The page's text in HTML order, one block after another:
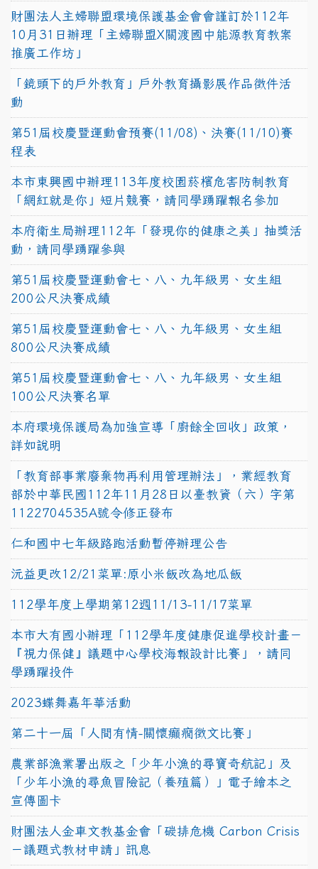
財團法人主婦聯盟環境保護基金會會謹訂於112年
10月31日辦理「主婦聯盟X關渡國中能源教育教案
推廣工作坊」
「鏡頭下的戶外教育」戶外教育攝影展作品徵件活
動
第51屆校慶暨運動會預賽(11/08)、決賽(11/10)賽
程表
本市東興國中辦理113年度校園菸檳危害防制教育
「網紅就是你」短片競賽，請同學踴躍報名參加
本府衛生局辦理112年「發現你的健康之美」抽獎活
動，請同學踴躍參與
第51屆校慶暨運動會七、八、九年級男、女生組
200公尺決賽成績
第51屆校慶暨運動會七、八、九年級男、女生組
800公尺決賽成績
第51屆校慶暨運動會七、八、九年級男、女生組
100公尺決賽名單
本府環境保護局為加強宣導「廚餘全回收」政策，
詳如說明
「教育部事業廢棄物再利用管理辦法」，業經教育
部於中華民國112年11月28日以臺教資（六）字第
1122704535A號令修正發布
仁和國中七年級路跑活動暫停辦理公告
沅益更改12/21菜單:原小米飯改為地瓜飯
112學年度上學期第12週11/13-11/17菜單
本市大有國小辦理「112學年度健康促進學校計畫－
『視力保健』議題中心學校海報設計比賽」，請同
學踴躍投件
2023蝶舞嘉年華活動
第二十一屆「人間有情-關懷癲癇徵文比賽」
農業部漁業署出版之「少年小漁的尋寶奇航記」及
「少年小漁的尋魚冒險記（養殖篇）」電子繪本之
宣傳圖卡
財團法人金車文教基金會「碳排危機 Carbon Crisis
－議題式教材申請」訊息